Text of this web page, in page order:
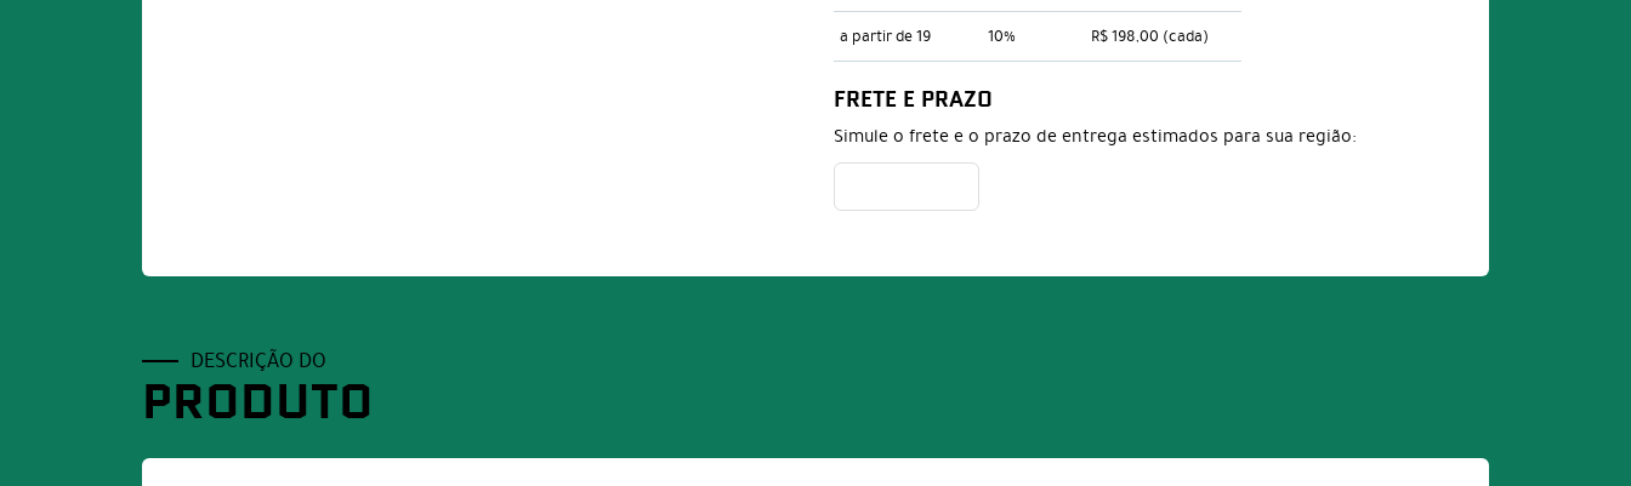
a partir de 19 10% R$ 198,00 (cada)
FRETE E PRAZO
Simule o frete e o prazo de entrega estimados para sua região:
DESCRIÇÃO DO
PRODUTO